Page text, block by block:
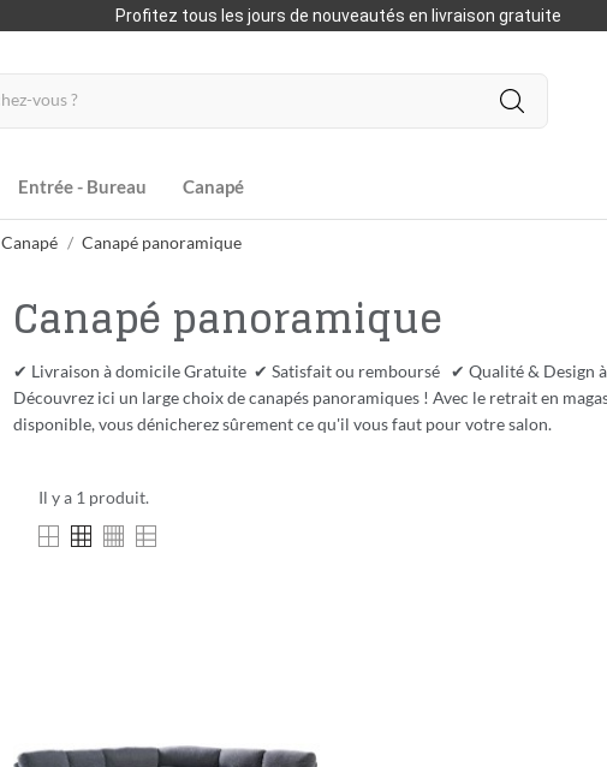
Profitez tous les jours de nouveautés en livraison gratuite
Entrée - Bureau Canapé
Canapé Canapé panoramique
Canapé panoramique
✔ Livraison à domicile Gratuite ✔ Satisfait ou remboursé ✔ Qualité & Design
Découvrez ici un large choix de canapés panoramiques ! Avec le retrait en
disponible, vous dénicherez sûrement ce qu'il vous faut pour votre salon.
Il y a 1 produit.